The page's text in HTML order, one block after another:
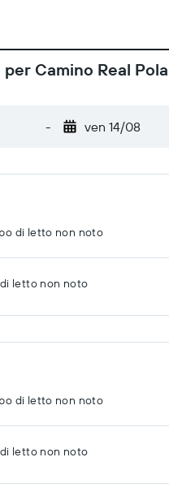
Camino Real
- ven 14/08
di letto non noto
letto non noto
di letto non noto
letto non noto